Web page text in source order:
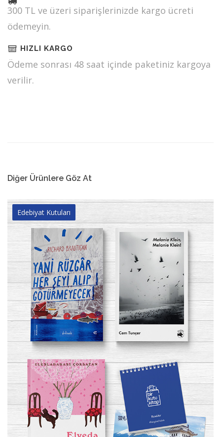
300 TL ve üzeri siparişlerinizde kargo ücreti
ödemeyin.
HIZLI KARGO
Ödeme sonrası 48 saat içinde paketiniz kargoya
verilir.
Diğer Ürünlere Göz At
Edebiyat Kutuları